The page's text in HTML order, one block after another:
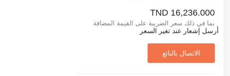
TND 16,236.000
بما في ذلك سعر الضريبة على القيمة المضافة
أرسل إشعار عند تغير السعر
الاتصال بالبائع